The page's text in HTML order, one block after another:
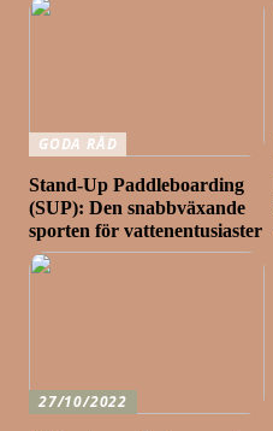
GODA RÅD
Stand-Up Paddleboarding
(SUP): Den snabbväxande
sporten för vattenentusiaster
27/10/2022